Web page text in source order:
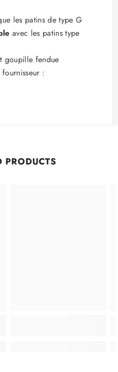
les patins de type G
avec les patins type
goupille fendue
:
PRODUCTS